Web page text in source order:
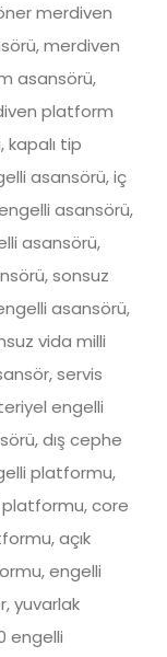
merdiven
merdiven
asansörü,
platform
kapalı tip
asansörü, iç
asansörü,
asansörü,
sonsuz
asansörü,
vida milli
servis
engelli
dış cephe
platformu,
platformu, core
açık
engelli
yuvarlak
engelli